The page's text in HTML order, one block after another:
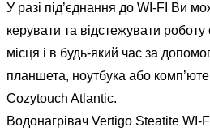
У разі під’єднання до WI-FI Ви
керувати та відстежувати
місця і в будь-який час за
планшета, ноутбука або
Cozytouch Atlantic.
Водонагрівач Vertigo Steatite WI-